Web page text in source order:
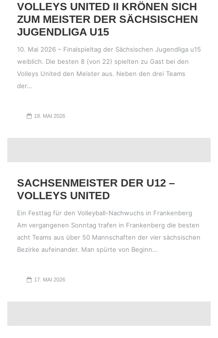
VOLLEYS UNITED II KRÖNEN SICH
ZUM MEISTER DER SÄCHSISCHEN
JUGENDLIGA U15
10. Mai 2026 – Finalspieltag der Sächsischen Jugendliga u15
weiblich. Die besten 8 (von 22) spielten zu Gast bei den
Volleys United den Meister aus. Neben den drei Teams
der…
18. MAI 2026
SACHSENMEISTER DER U12 –
VOLLEYS UNITED
Ein Festtag für den Volleyball-Nachwuchs in Frankenberg
Am vergangenen Sonntag trafen in Frankenberg die besten
acht Teams aus über 50 Mannschaften der vier sächsischen
Bezirke aufeinander. Man spürte von Beginn…
17. MAI 2026